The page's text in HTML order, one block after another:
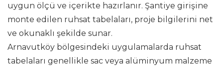
uygun ölçü ve içerikte hazırlanır. Şantiye girişine
monte edilen ruhsat tabelaları, proje bilgilerini net
ve okunaklı şekilde sunar.
Arnavutköy bölgesindeki uygulamalarda ruhsat
tabelaları genellikle sac veya alüminyum malzeme